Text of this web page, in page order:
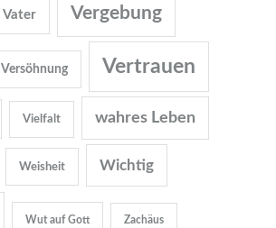
Vater Vergebung
Versöhnung Vertrauen
Vielfalt wahres Leben
Weisheit Wichtig
Wut auf Gott Zachäus